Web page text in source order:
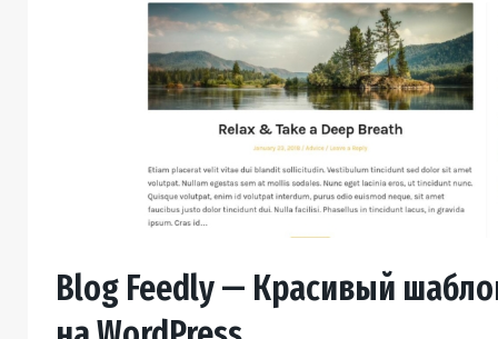
Blog Feedly — Красивый